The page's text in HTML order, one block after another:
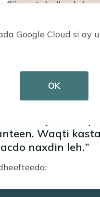
Qiimaynta badbaadada
inta lagu
tagay dhaawac
daryeel waqti
Waqti
naxdin leh.
Google Cloud si
OK